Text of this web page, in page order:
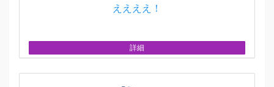
ええええ！
詳細